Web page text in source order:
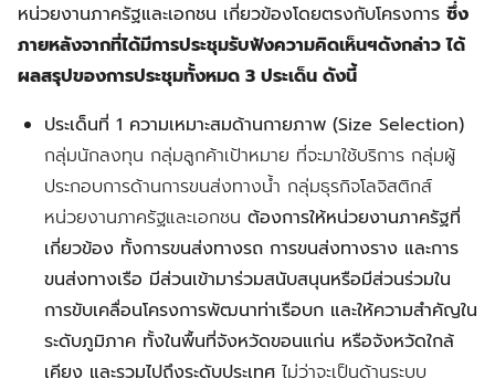
หน่วยงานภาครัฐและเอกชน เกี่ยวข้องโดยตรงกับโครงการ ซึ่ง
ภายหลังจากที่ได้มีการประชุมรับฟังความคิดเห็นฯดังกล่าว ได้
ผลสรุปของการประชุมทั้งหมด 3 ประเด็น ดังนี้
ประเด็นที่ 1 ความเหมาะสมด้านกายภาพ (Size Selection)
กลุ่มนักลงทุน กลุ่มลูกค้าเป้าหมาย ที่จะมาใช้บริการ กลุ่มผู้
ประกอบการด้านการขนส่งทางน้ำ กลุ่มธุรกิจโลจิสติกส์
หน่วยงานภาครัฐและเอกชน ต้องการให้หน่วยงานภาครัฐที่
เกี่ยวข้อง ทั้งการขนส่งทางรถ การขนส่งทางราง และการ
ขนส่งทางเรือ มีส่วนเข้ามาร่วมสนับสนุนหรือมีส่วนร่วมใน
การขับเคลื่อนโครงการพัฒนาท่าเรือบก และให้ความสำคัญใน
ระดับภูมิภาค ทั้งในพื้นที่จังหวัดขอนแก่น หรือจังหวัดใกล้
เคียง และรวมไปถึงระดับประเทศ ไม่ว่าจะเป็นด้านระบบ